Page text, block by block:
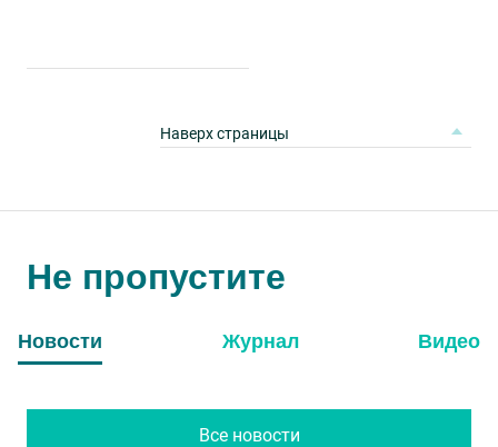
Наверх страницы
Не пропустите
Новости Журнал Видео
Все новости